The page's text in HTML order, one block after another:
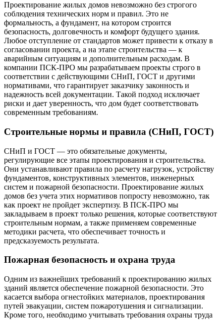
Проектирование жилых домов невозможно без строгого
соблюдения технических норм и правил. Это не
формальность, а фундамент, на котором строится
безопасность, долговечность и комфорт будущего здания.
Любое отступление от стандартов может привести к отказу в
согласовании проекта, а на этапе строительства — к
аварийным ситуациям и дополнительным расходам. В
компании ПСК-ПРО мы разрабатываем проекты строго в
соответствии с действующими СНиП, ГОСТ и другими
нормативами, что гарантирует заказчику законность и
надежность всей документации. Такой подход исключает
риски и дает уверенность, что дом будет соответствовать
современным требованиям.
Строительные нормы и правила (СНиП, ГОСТ)
СНиП и ГОСТ — это обязательные документы,
регулирующие все этапы проектирования и строительства.
Они устанавливают правила по расчету нагрузок, устройству
фундаментов, конструктивных элементов, инженерных
систем и пожарной безопасности. Проектирование жилых
домов без учета этих нормативов попросту невозможно, так
как проект не пройдет экспертизу. В ПСК-ПРО мы
закладываем в проект только решения, которые соответствуют
строительным нормам, а также применяем современные
методики расчета, что обеспечивает точность и
предсказуемость результата.
Пожарная безопасность и охрана труда
Одним из важнейших требований к проектированию жилых
зданий является обеспечение пожарной безопасности. Это
касается выбора огнестойких материалов, проектирования
путей эвакуации, систем пожаротушения и сигнализации.
Кроме того, необходимо учитывать требования охраны труда